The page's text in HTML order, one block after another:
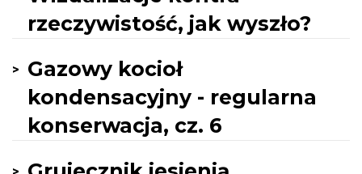
rzeczywistość, jak wyszło?
Gazowy kocioł
kondensacyjny - regularna
konserwacja, cz. 6